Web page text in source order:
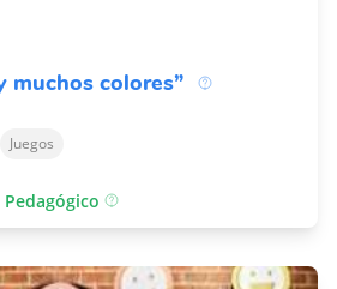
muchos colores”
Juegos